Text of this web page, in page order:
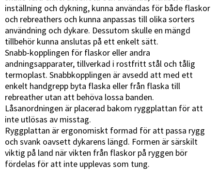
inställning och dykning, kunna användas för både flaskor
och rebreathers och kunna anpassas till olika sorters
användning och dykare. Dessutom skulle en mängd
tillbehör kunna anslutas på ett enkelt sätt.
Snabb-kopplingen för flaskor eller andra
andningsapparater, tillverkad i rostfritt stål och tålig
termoplast. Snabbkopplingen är avsedd att med ett
enkelt handgrepp byta flaska eller från flaska till
rebreather utan att behöva lossa banden.
Låsanordningen är placerad bakom ryggplattan för att
inte utlösas av misstag.
Ryggplattan är ergonomiskt formad för att passa rygg
och svank oavsett dykarens längd. Formen är särskilt
viktig på land när vikten från flaskor på ryggen bör
fördelas för att inte upplevas som tung.